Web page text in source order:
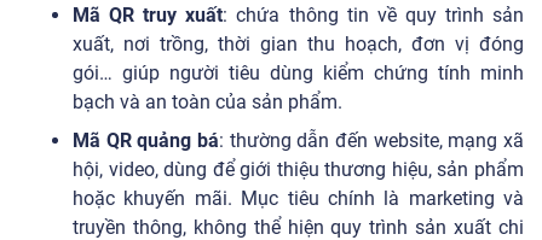
Mã QR truy xuất: chứa thông tin về quy trình sản
xuất, nơi trồng, thời gian thu hoạch, đơn vị đóng
gói… giúp người tiêu dùng kiểm chứng tính minh
bạch và an toàn của sản phẩm.
Mã QR quảng bá: thường dẫn đến website, mạng xã
hội, video, dùng để giới thiệu thương hiệu, sản phẩm
hoặc khuyến mãi. Mục tiêu chính là marketing và
truyền thông, không thể hiện quy trình sản xuất chi